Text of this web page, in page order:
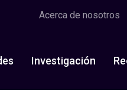
Acerca de nosotros
Investigación